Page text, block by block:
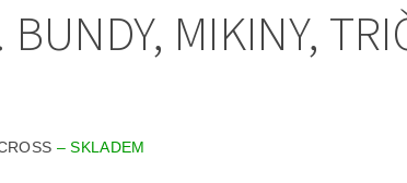
MIKINY,
–SKLADEM